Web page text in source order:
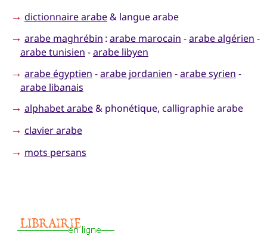
→ dictionnaire arabe& langue arabe
→ arabe maghrébin : arabe marocain -arabe algérien -
arabe tunisien -arabe libyen
→ arabe égyptien -arabe jordanien -arabe syrien -
arabe libanais
→ alphabet arabe& phonétique, calligraphie arabe
→ clavier arabe
→ mots persans